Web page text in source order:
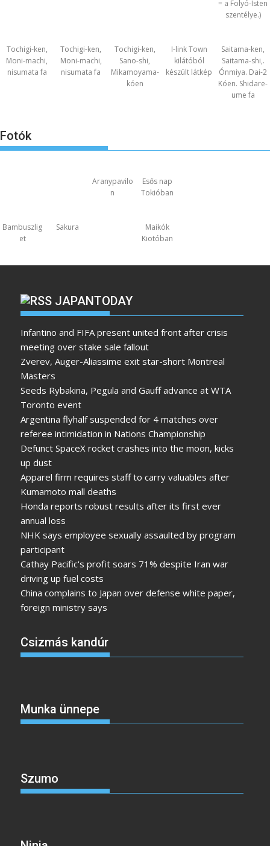
= a Folyó-Isten
szentélye.)
Tochigi-ken,
Moni-machi,
nisumata fa
Tochigi-ken,
Moni-machi,
nisumata fa
Tochigi-ken,
Sano-shi,
Mikamoyama-
kóen
I-link Town
kilátóból
készült látkép
Saitama-ken,
Saitama-shi,.
Ónmiya. Dai-2
Kóen. Shidare-
ume fa
Fotók
Aranypavilo
n
Esős nap
Tokióban
Bambuszlig
et
Sakura
Maikók
Kiotóban
JAPANTODAY
Infantino and FIFA present united front after crisis
meeting over stake sale fallout
Zverev, Auger-Aliassime exit star-short Montreal
Masters
Seeds Rybakina, Pegula and Gauff advance at WTA
Toronto event
Argentina flyhalf suspended for 4 matches over
referee intimidation in Nations Championship
Defunct SpaceX rocket crashes into the moon, kicks
up dust
Apparel firm requires staff to carry valuables after
Kumamoto mall deaths
Honda reports robust results after its first ever
annual loss
NHK says employee sexually assaulted by program
participant
Cathay Pacific's profit soars 71% despite Iran war
driving up fuel costs
China complains to Japan over defense white paper,
foreign ministry says
Csizmás kandúr
Munka ünnepe
Szumo